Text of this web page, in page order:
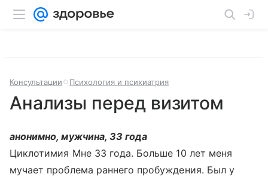
Консультации Психология и психиатрия
Анализы перед визитом
анонимно, мужчина, 33 года
Циклотимия Мне 33 года. Больше 10 лет меня
мучает проблема раннего пробуждения. Был у